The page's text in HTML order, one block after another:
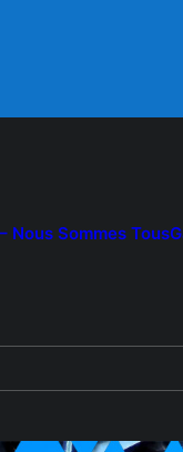
Nous Sommes